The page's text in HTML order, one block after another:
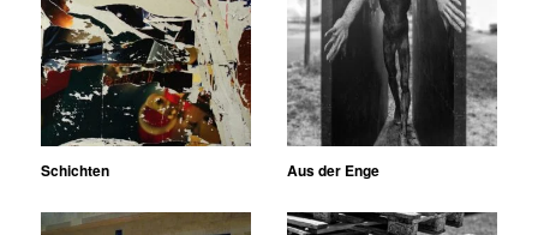
Schichten Aus der Enge